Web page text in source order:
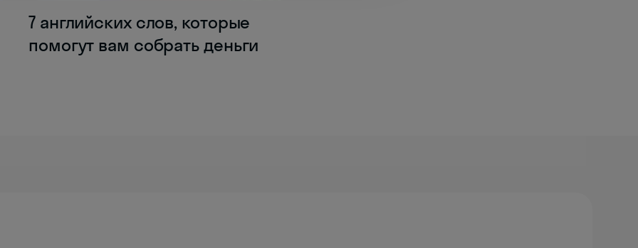
7 английских слов, которые
помогут вам собрать деньги